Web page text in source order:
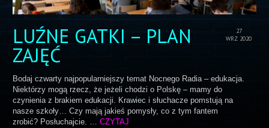
LOGOWANIE
27
WRZ 2020
LUŹNE GATKI – PLAN
ZAJĘĆ
Bodaj czwarty najpopularniejszy temat Nocnego Radia – edukacja.
Niektórzy mogą rzecz, że jeżeli chodzi o Polskę – mamy do
czynienia z brakiem edukacji. Krawiec i słuchacze pomstują na
nasze szkoły… Czy mają jakieś pomysły, co z tym fantem
zrobić? Posłuchajcie. … CZYTAJ